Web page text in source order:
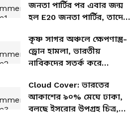
জনতা পার্টির পর এবার জন্ম
হল E20 জনতা পার্টির, তাদের
কৃষ্ণ সাগর অঞ্চলে ক্ষেপণাস্ত্র-
ড্রোন হামলা, ভারতীয়
নাবিকদের সতর্ক করে
Cloud Cover: ভারতের
আকাশের ৯০% মেঘে ঢাকা,
বলছে ইসরোর উপগ্রহ চিত্র,